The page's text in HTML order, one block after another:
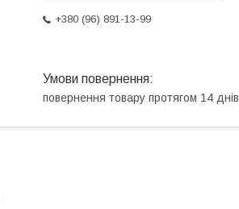
+380 (96) 891-13-99
повернення товару протягом 14 днів